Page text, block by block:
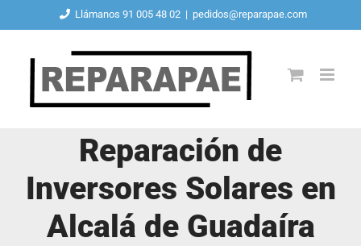
contenido
Llámanos 91 005 48 02 | pedidos@reparapae.com
Reparación de
Inversores Solares en
Alcalá de Guadaíra